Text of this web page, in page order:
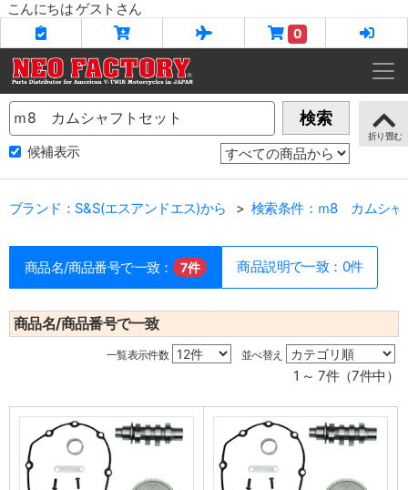
こんにちは ゲストさん
0
Name 検索
候補表示
ブランド：S&S(エスアンドエス)から 検索条件：ｍ8 カムシャ
商品名/商品番号で一致： 7件 商品説明で一致：0件
商品名/商品番号で一致
一覧表示件数 並べ替え
1 ～ 7件（7件中）